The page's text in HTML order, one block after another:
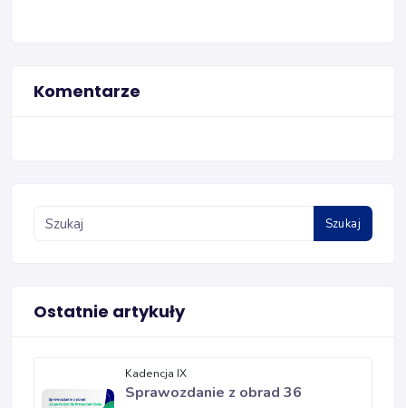
Komentarze
Szukaj
Ostatnie artykuły
Kadencja IX
Sprawozdanie z obrad 36